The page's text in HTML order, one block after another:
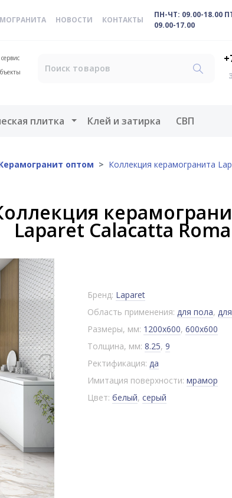
НОВОСТИ КОНТАКТЫ
ПН-ЧТ: 09.00-18.00
09.00-17.00
плитка Открыть меню
Клей и затирка СВП
оптом Коллекция керамогранита
Laparet Calacatta Roma
Бренд: Laparet
Область применения: для пола,
Размеры, мм: 1200x600, 600x600
Толщина, мм: 8.25, 9
Ректификация: да
Имитация поверхности: мрамор
Цвет: белый, серый